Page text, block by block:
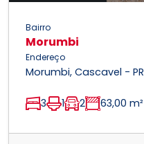
Bairro
Morumbi
Endereço
Morumbi, Cascavel - PR
3 1 2 63,00 m²